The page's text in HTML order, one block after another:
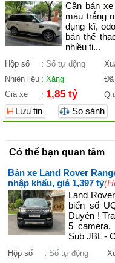
Cần bán
màu trắng
dụng kĩ,
bản thể
nhiều ti...
Hộp số : Số tự động
Nhiên liệu : Xăng Đã
Giá xe
: 1,85 tỷ
Lưu tin So sánh
Có thể bạn quan tâm
Bán xe Land Rover
nhập khẩu, giá 1,397 tỷ
Land
biển số
Duyên !
5 camera,
Sub JBL -
Hộp số : Số tự động